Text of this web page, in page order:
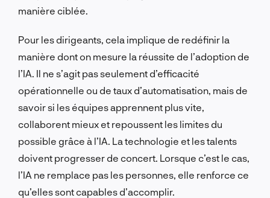
manière ciblée.
Pour les dirigeants, cela implique de redéfinir la
manière dont on mesure la réussite de l’adoption de
l’IA. Il ne s’agit pas seulement d’efficacité
opérationnelle ou de taux d’automatisation, mais de
savoir si les équipes apprennent plus vite,
collaborent mieux et repoussent les limites du
possible grâce à l’IA. La technologie et les talents
doivent progresser de concert. Lorsque c’est le cas,
l’IA ne remplace pas les personnes, elle renforce ce
qu’elles sont capables d’accomplir.